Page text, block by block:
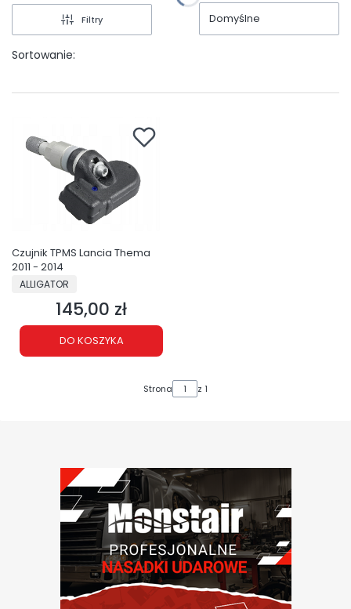
Filtry
Sortowanie:
Domyślne
Czujnik TPMS Lancia Thema
2011 - 2014
PRODUCENT
ALLIGATOR
Cena
145,00 zł
DO KOSZYKA
Strona z 1